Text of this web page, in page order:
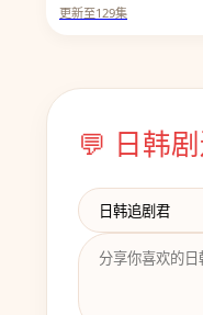
更新至129集
💬 日韩